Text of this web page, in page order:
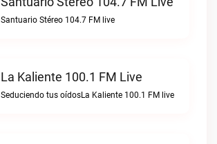
Santuario Stéreo 104.7 FM live
La Kaliente 100.1 FM Live
Seduciendo tus oídosLa Kaliente 100.1 FM live